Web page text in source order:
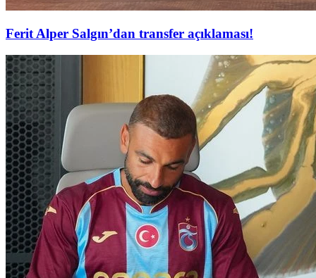
Ferit Alper Salgın’dan transfer açıklaması!